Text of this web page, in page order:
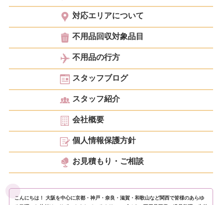
対応エリアについて
不用品回収対象品目
不用品の行方
スタッフブログ
スタッフ紹介
会社概要
個人情報保護方針
お見積もり・ご相談
こんにちは！ 大阪を中心に京都・神戸・奈良・滋賀・和歌山など関西で皆様のあらゆ